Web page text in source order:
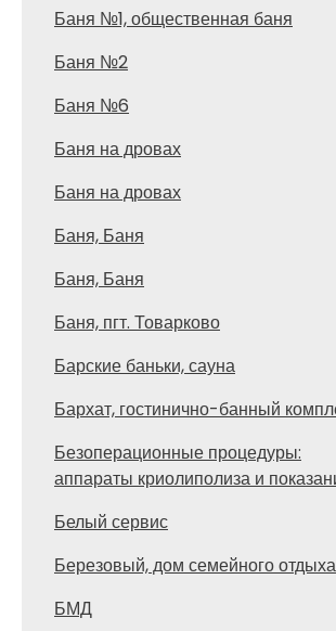
Баня №1, общественная баня
Баня №2
Баня №6
Баня на дровах
Баня на дровах
Баня, Баня
Баня, Баня
Баня, пгт. Товарково
Барские баньки, сауна
Бархат, гостинично-банный
Безоперационные процедуры:
аппараты криолиполиза и
Белый сервис
Березовый, дом семейного отдыха
БМД